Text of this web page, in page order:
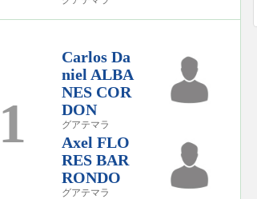
1
Carlos Da
niel ALBA
NES COR
DON
グアテマラ
Axel FLO
RES BAR
RONDO
グアテマラ